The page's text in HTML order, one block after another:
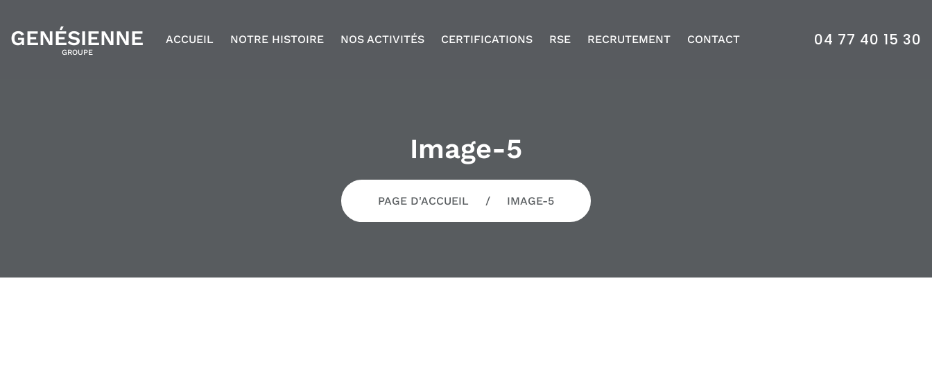
GENÉSIENNE
GROUPE
ACCUEIL NOTRE HISTOIRE NOS ACTIVITÉS CERTIFICATIONS RSE RECRUTEMENT CONTACT 04 77 40 15 30
Image-5
PAGE D'ACCUEIL IMAGE-5